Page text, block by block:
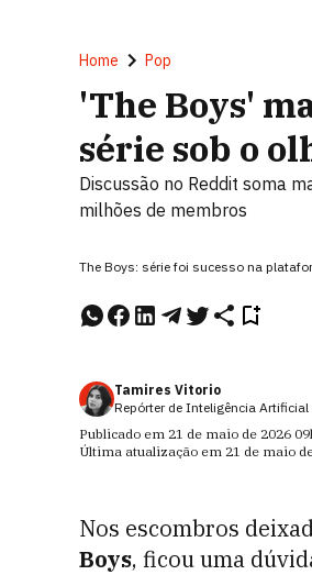
Home Pop
'The Boys'
série sob o
Discussão no Reddit soma
milhões de membros
The Boys: série foi sucesso na
Tamires Vitorio
Repórter de Inteligência Artificial
Publicado em 21 de maio de 2026
Última atualização em 21 de maio
Nos escombros
Boys, ficou uma